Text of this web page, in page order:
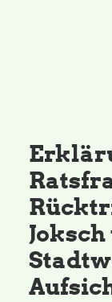
Grünes Zentrum
Personen
Sylvia